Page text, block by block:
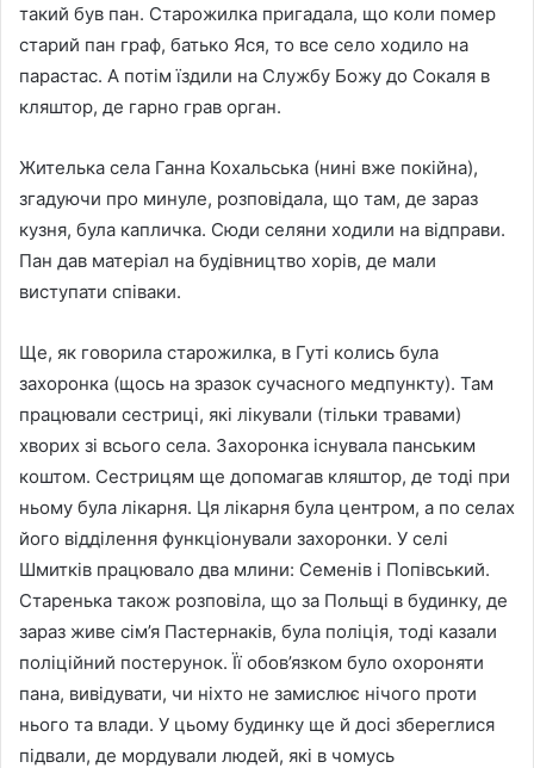
такий був пан. Старожилка пригадала, що коли помер
старий пан граф, батько Яся, то все село ходило на
парастас. А потім їздили на Службу Божу до Сокаля в
кляштор, де гарно грав орган.
Жителька села Ганна Кохальська (нині вже покійна),
згадуючи про минуле, розповідала, що там, де зараз
кузня, була капличка. Сюди селяни ходили на відправи.
Пан дав матеріал на будівництво хорів, де мали
виступати співаки.
Ще, як говорила старожилка, в Гуті колись була
захоронка (щось на зразок сучасного медпункту). Там
працювали сестриці, які лікували (тільки травами)
хворих зі всього села. Захоронка існувала панським
коштом. Сестрицям ще допомагав кляштор, де тоді при
ньому була лікарня. Ця лікарня була центром, а по селах
його відділення функціонували захоронки. У селі
Шмитків працювало два млини: Семенів і Попівський.
Старенька також розповіла, що за Польщі в будинку, де
зараз живе сім’я Пастернаків, була поліція, тоді казали
поліційний постерунок. Її обов’язком було охороняти
пана, вивідувати, чи ніхто не замислює нічого проти
нього та влади. У цьому будинку ще й досі збереглися
підвали, де мордували людей, які в чомусь